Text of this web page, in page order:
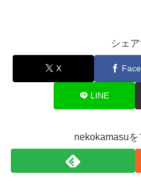
シェ
X
LINE
nekokamasu